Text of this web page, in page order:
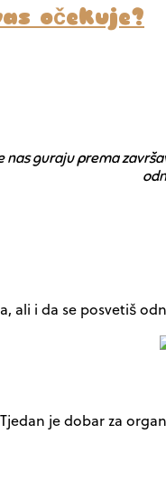
očekuje?
guraju prema
i da se posvetiš
je dobar za